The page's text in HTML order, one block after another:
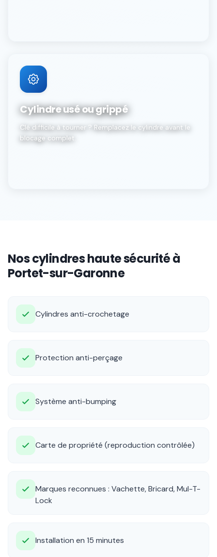
Cylindre usé ou grippé
Clé difficile à tourner ? Remplacez le cylindre avant le
blocage complet.
Nos cylindres haute sécurité à
Portet-sur-Garonne
Cylindres anti-crochetage
Protection anti-perçage
Système anti-bumping
Carte de propriété (reproduction contrôlée)
Marques reconnues : Vachette, Bricard, Mul-T-
Lock
Installation en 15 minutes